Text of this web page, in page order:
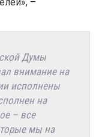
–
Думы
внимание на
исполнены
на
– все
мы на